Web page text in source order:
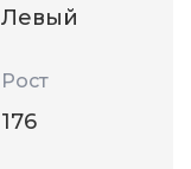
Левый
Рост
176